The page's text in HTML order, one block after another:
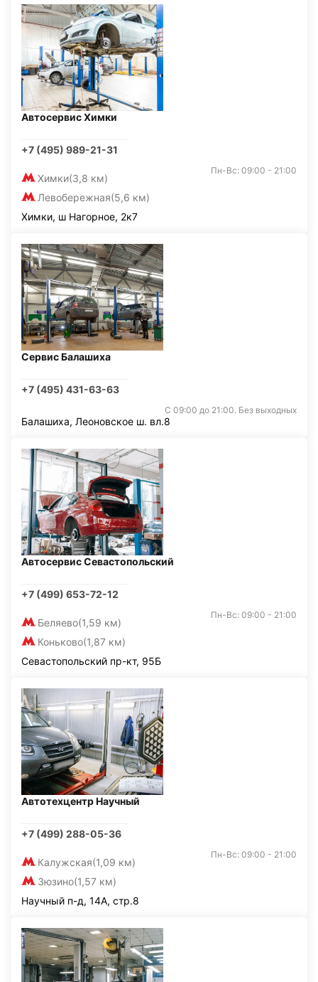
Автосервис Химки
+7 (495) 989-21-31
Химки(3,8 км)
Левобережная(5,6 км)
Пн-Вс: 09:00 - 21:00
Химки, ш Нагорное, 2к7
Сервис Балашиха
+7 (495) 431-63-63
С 09:00 до 21:00. Без выходных
Балашиха, Леоновское ш. вл.8
Автосервис Севастопольский
+7 (499) 653-72-12
Беляево(1,59 км)
Коньково(1,87 км)
Пн-Вс: 09:00 - 21:00
Севастопольский пр-кт, 95Б
Автотехцентр Научный
+7 (499) 288-05-36
Калужская(1,09 км)
Зюзино(1,57 км)
Пн-Вс: 09:00 - 21:00
Научный п-д, 14А, стр.8